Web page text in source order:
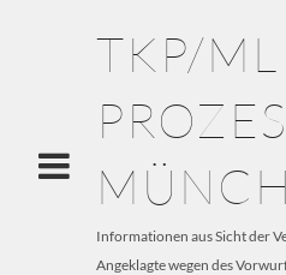
TKP/
Informationen aus Sicht der
Angeklagte wegen des